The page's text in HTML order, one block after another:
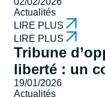
Actualités
LIRE PLUS
LIRE PLUS
Tribune
liberté : un
19/01/2026
Actualités